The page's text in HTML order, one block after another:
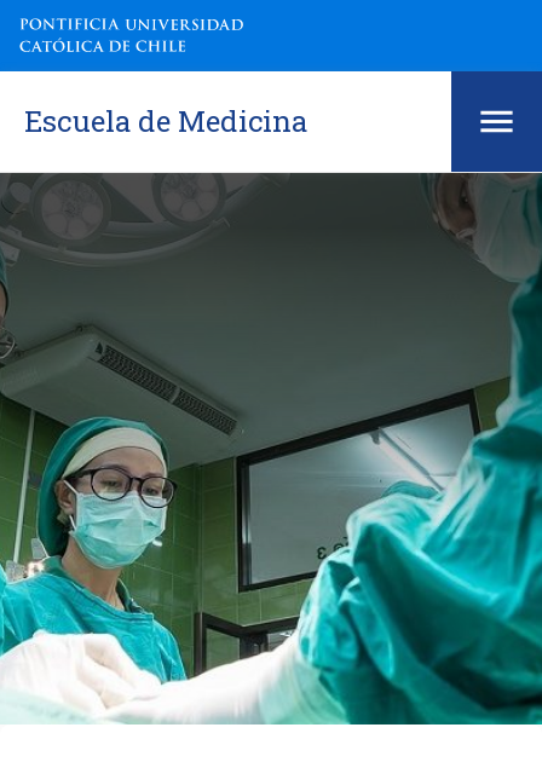
Escuela de Medicina